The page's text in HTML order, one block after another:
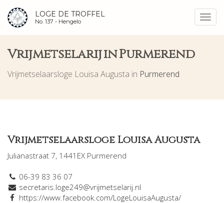
LOGE DE TROFFEL
No. 137 - Hengelo
Vrijmetselarij in Purmerend
Vrijmetselaarsloge Louisa Augusta in Purmerend
Vrijmetselaarsloge Louisa Augusta
Julianastraat 7, 1441EX Purmerend
06-39 83 36 07
secretaris.loge249@vrijmetselarij.nl
https://www.facebook.com/LogeLouisaAugusta/